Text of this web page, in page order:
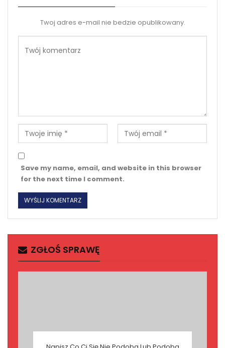
Twoj adres e-mail nie bedzie opublikowany.
Save my name, email, and website in this browser
for the next time I comment.
ZGŁOŚ SPRAWĘ